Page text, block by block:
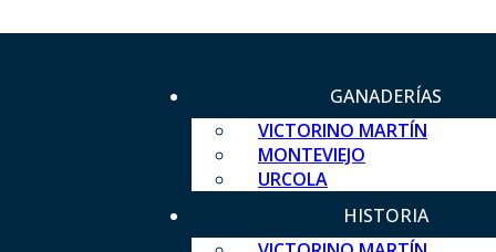
GANADERÍAS
VICTORINO MARTÍN
MONTEVIEJO
URCOLA
HISTORIA